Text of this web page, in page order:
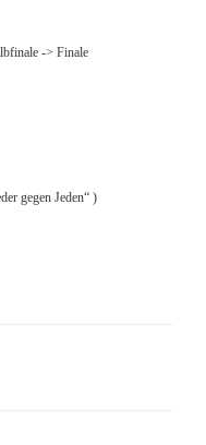
-> Finale
gegen Jeden“ )